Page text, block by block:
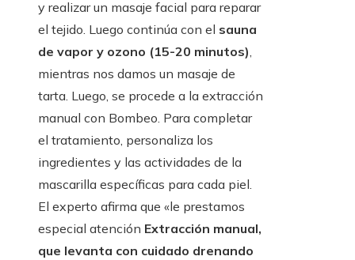
y realizar un masaje facial para reparar
el tejido. Luego continúa con el sauna
de vapor y ozono (15-20 minutos),
mientras nos damos un masaje de
tarta. Luego, se procede a la extracción
manual con Bombeo. Para completar
el tratamiento, personaliza los
ingredientes y las actividades de la
mascarilla específicas para cada piel.
El experto afirma que «le prestamos
especial atención Extracción manual,
que levanta con cuidado drenando